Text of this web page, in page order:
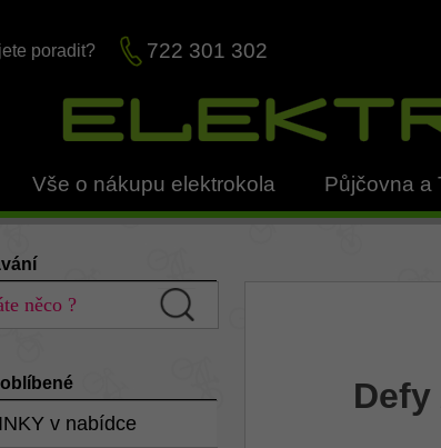
poradit? 722 301 302
Vše o nákupu elektrokola Půjčovna a
v nabídce
Defy